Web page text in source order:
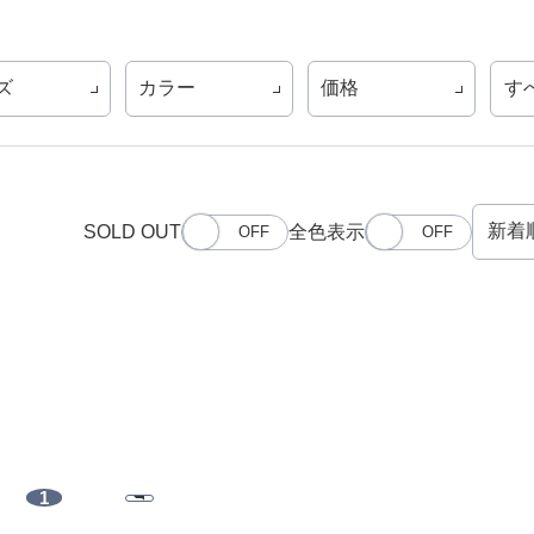
カラー 価格 す
SOLD OUT 全色表示
1